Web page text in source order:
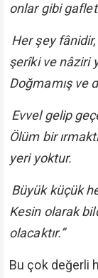
onlar gibi
Her şey fânidir,
şerîki ve nâziri
Doğmamış ve
Evvel gelip
Ölüm bir
yeri yoktur.
Büyük küçük
Kesin olarak
olacaktır.”
Bu çok değerli